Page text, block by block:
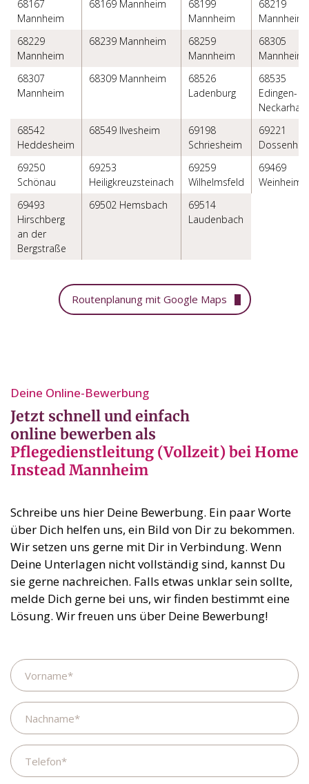
68167
Mannheim
68169 Mannheim
68199
Mannheim
68219
Mannheim
68229
Mannheim
68239 Mannheim
68259
Mannheim
68305
Mannheim
68307
Mannheim
68309 Mannheim
68526
Ladenburg
68535
Edingen-
68542
Heddesheim
68549 Ilvesheim
69198
Schriesheim
69221
69250
Schönau
69253
Heiligkreuzsteinach
69259
Wilhelmsfeld
69469
Weinheim
69493
Hirschberg
an der
Bergstraße
69502 Hemsbach
69514
Laudenbach
Routenplanung mit Google Maps
Deine Online-Bewerbung⁣
Jetzt schnell und einfach
online bewerben als
Pflegedienstleitung (Vollzeit) bei Home
Instead Mannheim
Schreibe uns hier Deine Bewerbung. Ein paar Worte
über Dich helfen uns, ein Bild von Dir zu bekommen.
Wir setzen uns gerne mit Dir in Verbindung. Wenn
Deine Unterlagen nicht vollständig sind, kannst Du
sie gerne nachreichen. Falls etwas unklar sein sollte,
melde Dich gerne bei uns, wir finden bestimmt eine
Lösung. Wir freuen uns über Deine Bewerbung!
Name
Nachname
Telefon